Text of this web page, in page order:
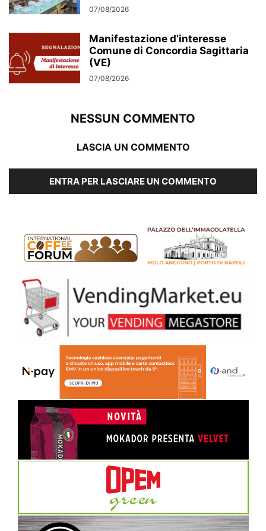
07/08/2026
Manifestazione d’interesse
Comune di Concordia Sagittaria
(VE)
07/08/2026
NESSUN COMMENTO
LASCIA UN COMMENTO
ENTRA PER LASCIARE UN COMMENTO